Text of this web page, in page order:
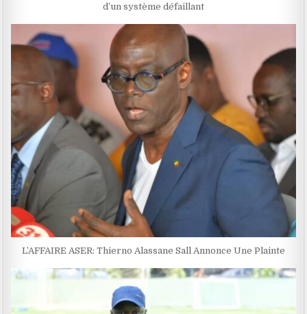
d’un système défaillant
L’AFFAIRE ASER: Thierno Alassane Sall Annonce Une Plainte